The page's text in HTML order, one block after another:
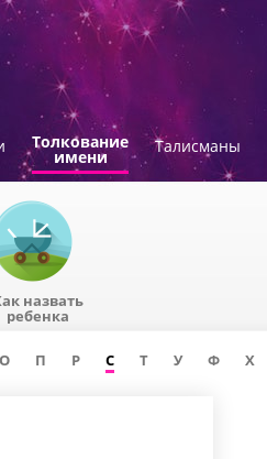
Толкование
имени
Талисманы
назвать
ребенка
О П Р С Т У Ф Х